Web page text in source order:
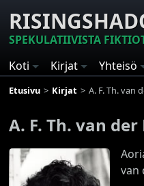
SPEKULATIIVISTA
Koti
Kirjat Yhteisö
Etusivu Kirjat A. F. Th. van
A. F. Th. van
van